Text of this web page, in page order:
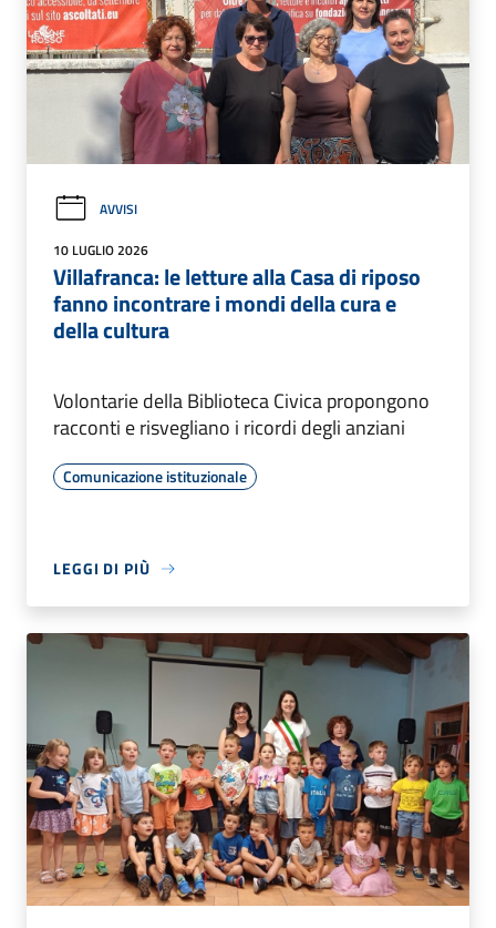
AVVISI
10 LUGLIO 2026
Villafranca: le letture alla Casa di riposo
fanno incontrare i mondi della cura e
della cultura
Volontarie della Biblioteca Civica propongono
racconti e risvegliano i ricordi degli anziani
Comunicazione istituzionale
LEGGI DI PIÙ